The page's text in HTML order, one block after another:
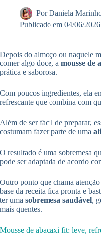
Por Daniela
Publicado em 04/06/2026
Depois do almoço ou naquele
comer algo doce, a mousse de
prática e saborosa.
Com poucos ingredientes, ela
refrescante que combina com
Além de ser fácil de preparar,
costumam fazer parte de uma
O resultado é uma sobremesa
pode ser adaptada de acordo
Outro ponto que chama
base da receita fica pronta e
ter uma sobremesa saudável,
mais quentes.
Mousse de abacaxi fit: leve,